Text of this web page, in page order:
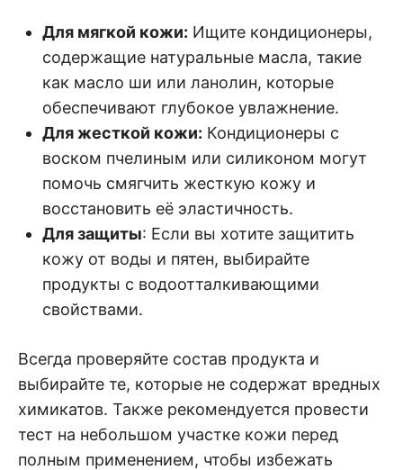
Для мягкой кожи: Ищите кондиционеры,
содержащие натуральные масла, такие
как масло ши или ланолин, которые
обеспечивают глубокое увлажнение.
Для жесткой кожи: Кондиционеры с
воском пчелиным или силиконом могут
помочь смягчить жесткую кожу и
восстановить её эластичность.
Для защиты: Если вы хотите защитить
кожу от воды и пятен, выбирайте
продукты с водоотталкивающими
свойствами.
Всегда проверяйте состав продукта и
выбирайте те, которые не содержат вредных
химикатов. Также рекомендуется провести
тест на небольшом участке кожи перед
полным применением, чтобы избежать